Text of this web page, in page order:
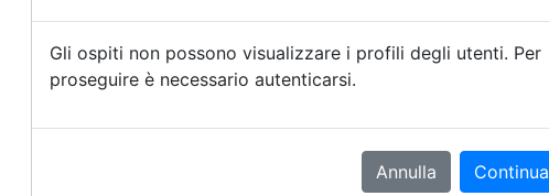
Gli ospiti non possono visualizzare i profili degli utenti. Per
proseguire è necessario autenticarsi.
Annulla Continua